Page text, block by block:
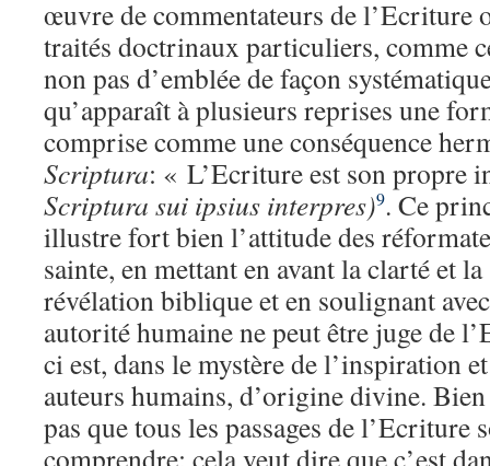
œuvre de commentateurs de l’Ecriture
traités doctrinaux particuliers, comme
non pas d’emblée de façon
qu’apparaît à plusieurs reprises une
comprise comme une conséquence
Scriptura: « L’Ecriture est son propre
Scriptura sui ipsius interpres)9. Ce
illustre fort bien l’attitude des
sainte, en mettant en avant la clarté et
révélation biblique et en soulignant
autorité humaine ne peut être juge de
ci est, dans le mystère de l’inspiration
auteurs humains, d’origine divine.
pas que tous les passages de l’Ecriture
comprendre; cela veut dire que c’est